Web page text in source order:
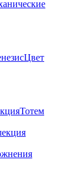
Цвет
Тотем